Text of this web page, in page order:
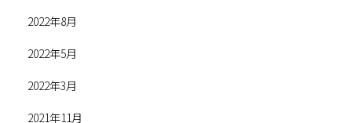
2022年8月
2022年5月
2022年3月
2021年11月